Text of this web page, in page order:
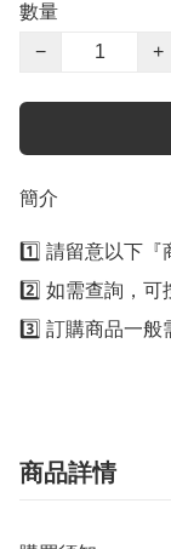
數量
−
+
簡介
1️⃣ 請留意以下『
2️⃣ 如需查詢，
3️⃣ 訂購商品一般
商品詳情